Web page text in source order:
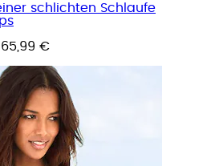
schlichten Schlaufe
65,99 €